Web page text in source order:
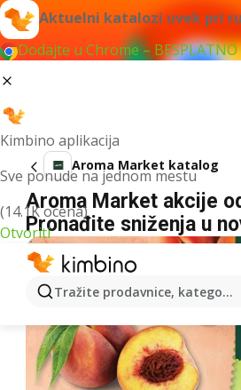
Aktuelni katalozi uvek pri
Dodajte u Chrome – BESPLATNO
Kimbino aplikacija
Sve ponude na jednom mestu
(14.1K ocena)
Otvoriti
Tražite prodavnice,
Aroma Market katalog
Aroma Market akcije
Pronađite sniženja u